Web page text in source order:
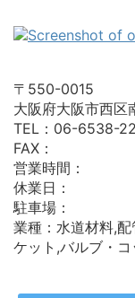
〒550-0015
大阪府大阪市西区
TEL：06-6538-
FAX：
営業時間：
休業日：
駐車場：
業種：水道材料,
ケット,バルブ・